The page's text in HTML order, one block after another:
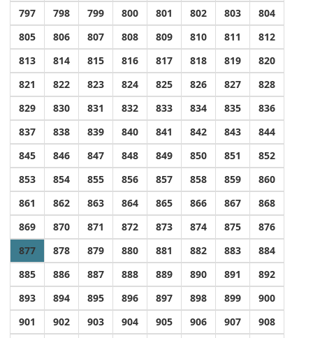
797
798 799 800 801 802 803
804
805
806 807 808 809 810 811
812
813
814 815 816 817 818 819
820
821
822 823 824 825 826 827
828
829
830 831 832 833 834 835
836
837
838 839 840 841 842 843
844
845
846 847 848 849 850 851
852
853
854 855 856 857 858 859
860
861
862 863 864 865 866 867
868
869
870 871 872 873 874 875
876
877
878 879 880 881 882 883
884
885
886 887 888 889 890 891
892
893
894 895 896 897 898 899
900
901
902 903 904 905 906 907
908